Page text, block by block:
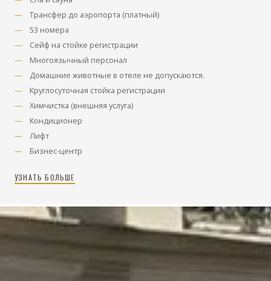
Трансфер до аэропорта (платный)
53 номера
Сейф на стойке регистрации
Многоязычный персонал
Домашние животные в отеле не допускаются.
Круглосуточная стойка регистрации
Химчистка (внешняя услуга)
Кондиционер
Лифт
Бизнес-центр
УЗНАТЬ БОЛЬШЕ